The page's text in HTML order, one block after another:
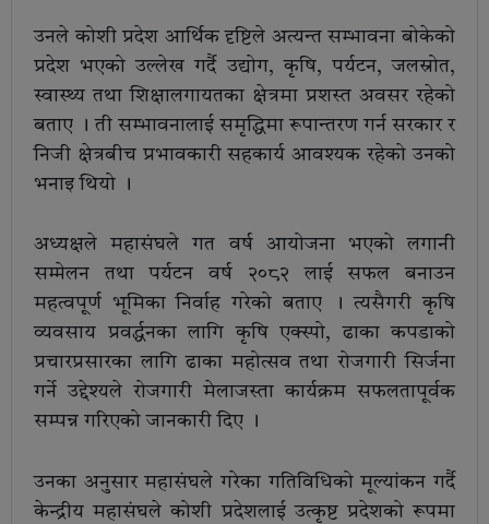
उनले कोशी प्रदेश आर्थिक दृष्टिले अत्यन्त सम्भावना बोकेको
प्रदेश भएको उल्लेख गर्दै उद्योग, कृषि, पर्यटन, जलस्रोत,
स्वास्थ्य तथा शिक्षालगायतका क्षेत्रमा प्रशस्त अवसर रहेको
बताए । ती सम्भावनालाई समृद्धिमा रूपान्तरण गर्न सरकार र
निजी क्षेत्रबीच प्रभावकारी सहकार्य आवश्यक रहेको उनको
भनाइ थियो ।
अध्यक्षले महासंघले गत वर्ष आयोजना भएको लगानी
सम्मेलन तथा पर्यटन वर्ष २०८२ लाई सफल बनाउन
महत्वपूर्ण भूमिका निर्वाह गरेको बताए । त्यसैगरी कृषि
व्यवसाय प्रवर्द्धनका लागि कृषि एक्स्पो, ढाका कपडाको
प्रचारप्रसारका लागि ढाका महोत्सव तथा रोजगारी सिर्जना
गर्ने उद्देश्यले रोजगारी मेलाजस्ता कार्यक्रम सफलतापूर्वक
सम्पन्न गरिएको जानकारी दिए ।
उनका अनुसार महासंघले गरेका गतिविधिको मूल्यांकन गर्दै
केन्द्रीय महासंघले कोशी प्रदेशलाई उत्कृष्ट प्रदेशको रूपमा